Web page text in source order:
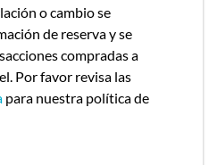
o cambio se
de reserva y se
compradas a
Por favor revisa las
para nuestra política de